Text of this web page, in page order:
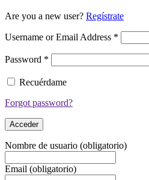
Are you a new user? Regístrate
Username or Email Address *
Password *
Recuérdame
Forgot password?
Nombre de usuario (obligatorio)
Email (obligatorio)